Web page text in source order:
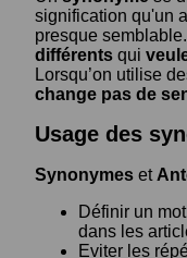
signification qu'un
presque
différents qui
Lorsqu’on utilise
change pas de
Usage des
Synonymes et
Définir un
dans les
Eviter les